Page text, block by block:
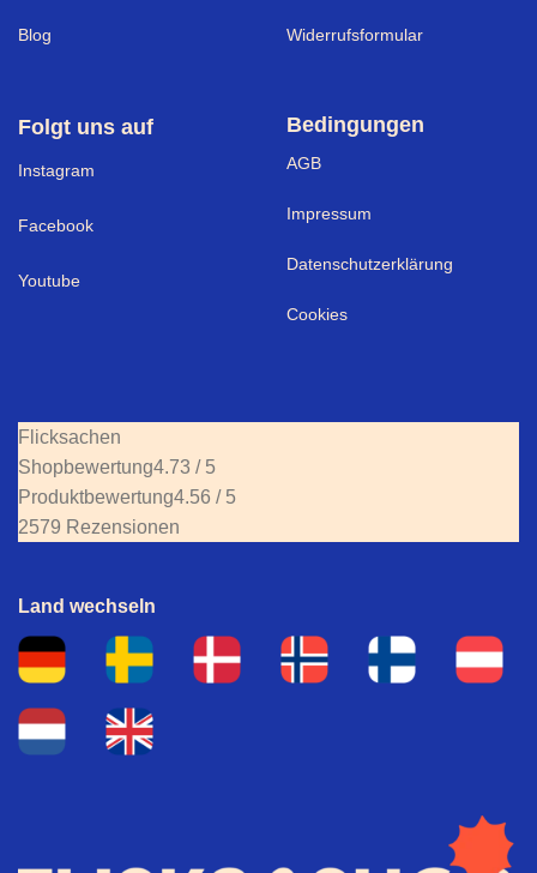
Blog Widerrufsformular
Folgt uns auf
Instagram
Facebook
Youtube
Bedingungen
AGB
Impressum
Datenschutzerklärung
Cookies
Flicksachen
Shopbewertung4.73 / 5
Produktbewertung4.56 / 5
2579 Rezensionen
Land wechseln